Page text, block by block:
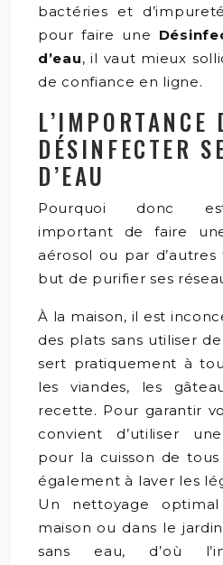
bactéries et
pour faire une
d’eau, il vaut mieux
de confiance en ligne.
L’IMPORTANCE
DÉSINFECTER
D’EAU
Pourquoi donc
important de faire
aérosol ou par
but de purifier ses
À la maison, il est
des plats sans utiliser
sert pratiquement à
les viandes, les
recette. Pour garantir
convient d’utiliser
pour la cuisson de
également à laver les
Un nettoyage
maison ou dans le
sans eau, d’où